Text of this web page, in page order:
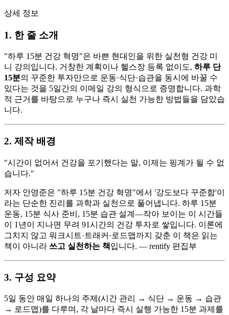
상세 정보
1. 한 줄 소개
"하루 15분 건강 혁명"은 바쁜 현대인을 위한 실천형 건강 미
니 강의입니다. 거창한 계획이나 헬스장 등록 없이도, 하루 단
15분의 꾸준한 투자만으로 운동·식단·습관을 동시에 바꿀 수
있다는 것을 5일간의 이메일 강의 형식으로 증명합니다. 과학
적 근거를 바탕으로 누구나 즉시 실천 가능한 방법들을 담았습
니다.
2. 제작 배경
"시간이 없어서 건강을 포기했다는 말, 이제는 핑계가 될 수 없
습니다."
저자 안영준은 "하루 15분 건강 혁명"에서 '강도보다 꾸준함'이
라는 단순한 진리를 과학과 실천으로 풀어냅니다. 하루 15분
운동, 15분 식사 준비, 15분 습관 설계—작아 보이는 이 시간들
이 1년이 지나면 무려 91시간의 건강 투자로 쌓입니다. 이론에
그치지 않고 워크시트·트래커·로드맵까지 갖춘 이 책은 읽는
책이 아니라 쓰고 실천하는 책입니다. — rentify 편집부
3. 구성 요약
5일 동안 매일 하나의 주제(시간 관리 → 식단 → 운동 → 습관
→ 로드맵)를 다루며, 각 날마다 즉시 실행 가능한 15분 과제를